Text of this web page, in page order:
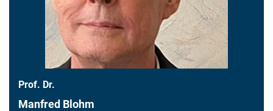
Prof. Dr.
Manfred Blohm